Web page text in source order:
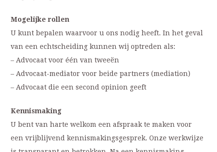
Mogelijke rollen
U kunt bepalen waarvoor u ons nodig heeft. In het geval
van een echtscheiding kunnen wij optreden als:
– Advocaat voor één van tweeën
– Advocaat-mediator voor beide partners (mediation)
– Advocaat die een second opinion geeft
Kennismaking
U bent van harte welkom een afspraak te maken voor
een vrijblijvend kennismakingsgesprek. Onze werkwijze